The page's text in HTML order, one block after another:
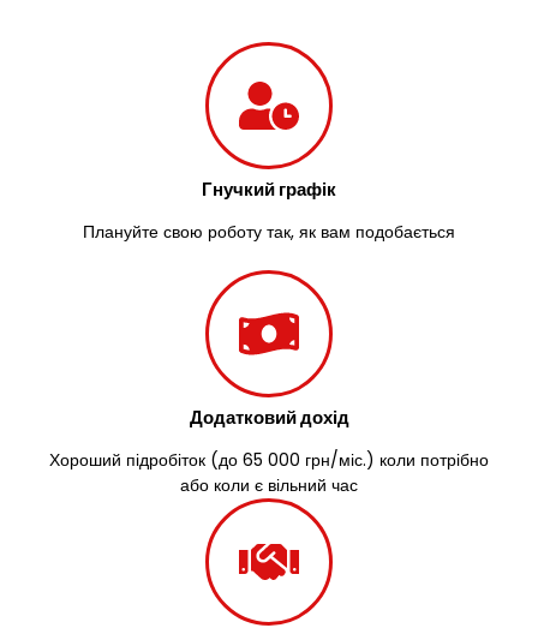
Гнучкий графік
Плануйте свою роботу так, як вам подобається
Додатковий дохід
Хороший підробіток (до 65 000 грн/міс.) коли потрібно
або коли є вільний час